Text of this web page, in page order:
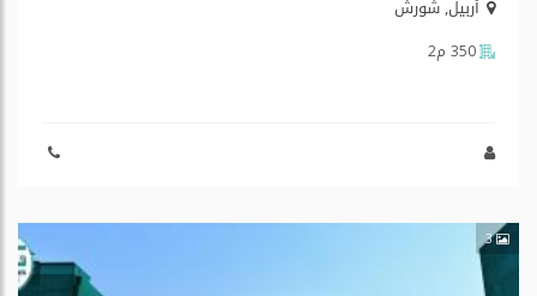
أربيل,شورش
350 م2
3